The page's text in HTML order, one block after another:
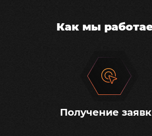
Как мы
Получение